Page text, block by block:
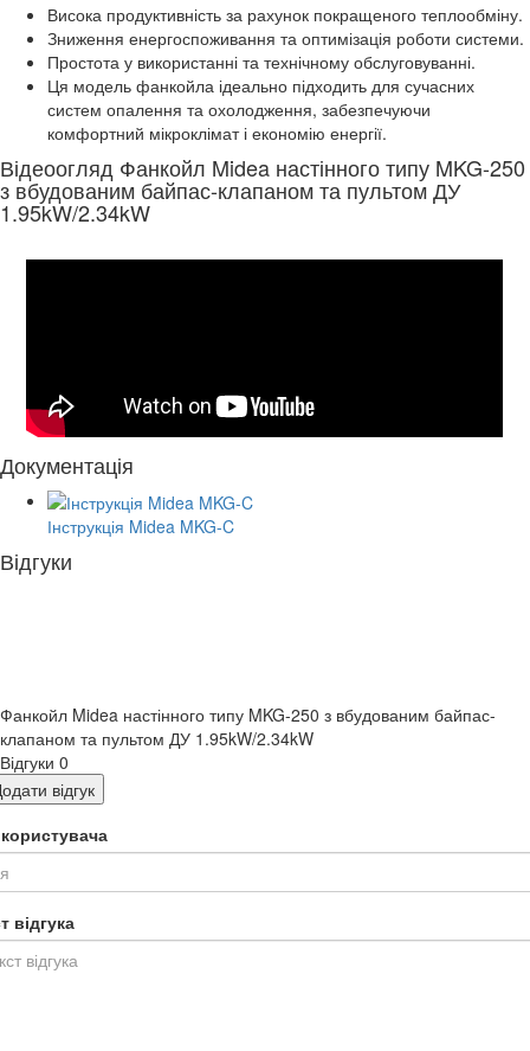
Висока продуктивність за рахунок покращеного теплообміну.
Зниження енергоспоживання та оптимізація роботи системи.
Простота у використанні та технічному обслуговуванні.
Ця модель фанкойла ідеально підходить для сучасних
систем опалення та охолодження, забезпечуючи
комфортний мікроклімат і економію енергії.
Відеоогляд Фанкойл Midea настінного типу MKG-250
з вбудованим байпас-клапаном та пультом ДУ
1.95kW/2.34kW
Документація
Інструкція Midea MKG-C
Відгуки
Фанкойл Midea настінного типу MKG-250 з вбудованим байпас-
клапаном та пультом ДУ 1.95kW/2.34kW
Відгуки 0
відгук
відгука